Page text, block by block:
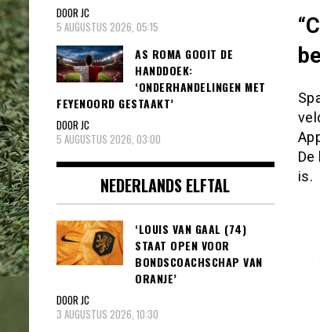
is.
DOOR JC
5 AUGUSTUS 2026, 05:15
AS ROMA GOOIT DE
HANDDOEK:
‘ONDERHANDELINGEN MET
FEYENOORD GESTAAKT’
DOOR JC
5 AUGUSTUS 2026, 03:00
NEDERLANDS ELFTAL
‘LOUIS VAN GAAL (74)
STAAT OPEN VOOR
BONDSCOACHSCHAP VAN
ORANJE’
DOOR JC
3 AUGUSTUS 2026, 10:30